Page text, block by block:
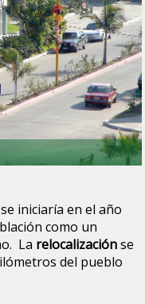
iniciaría en el año
como un
La relocalizaciónse
del pueblo